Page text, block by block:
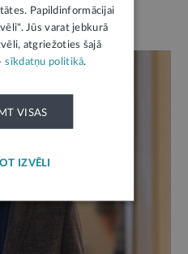
Papildinformācijai
Jūs varat jebkurā
atgriežoties šajā
sīkdatņu politikā.
VISAS
IZVĒLI